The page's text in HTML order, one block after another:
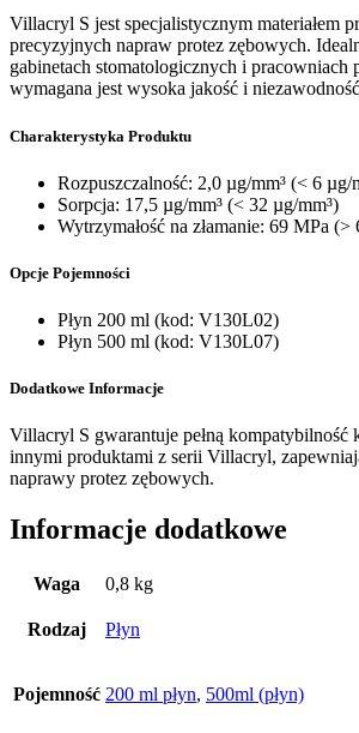
Villacryl S jest specjalistycznym materiałem
precyzyjnych napraw protez zębowych.
gabinetach stomatologicznych i pracowniach
wymagana jest wysoka jakość i
Charakterystyka Produktu
Rozpuszczalność: 2,0 µg/mm³ (< 6 µg/
Sorpcja: 17,5 µg/mm³ (< 32 µg/mm³)
Wytrzymałość na złamanie: 69 MPa (>
Opcje Pojemności
Płyn 200 ml (kod: V130L02)
Płyn 500 ml (kod: V130L07)
Dodatkowe Informacje
Villacryl S gwarantuje pełną kompatybilność
innymi produktami z serii Villacryl,
naprawy protez zębowych.
Informacje dodatkowe
Waga 0,8 kg
Rodzaj Płyn
Pojemność 200 ml płyn, 500ml (płyn)